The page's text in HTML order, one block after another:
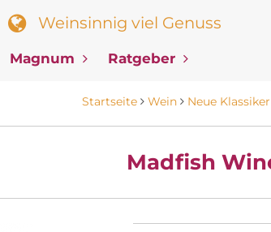
Weinsinnig viel Genuss
Magnum Ratgeber
Startseite Wein Neue Klassiker
Madfish